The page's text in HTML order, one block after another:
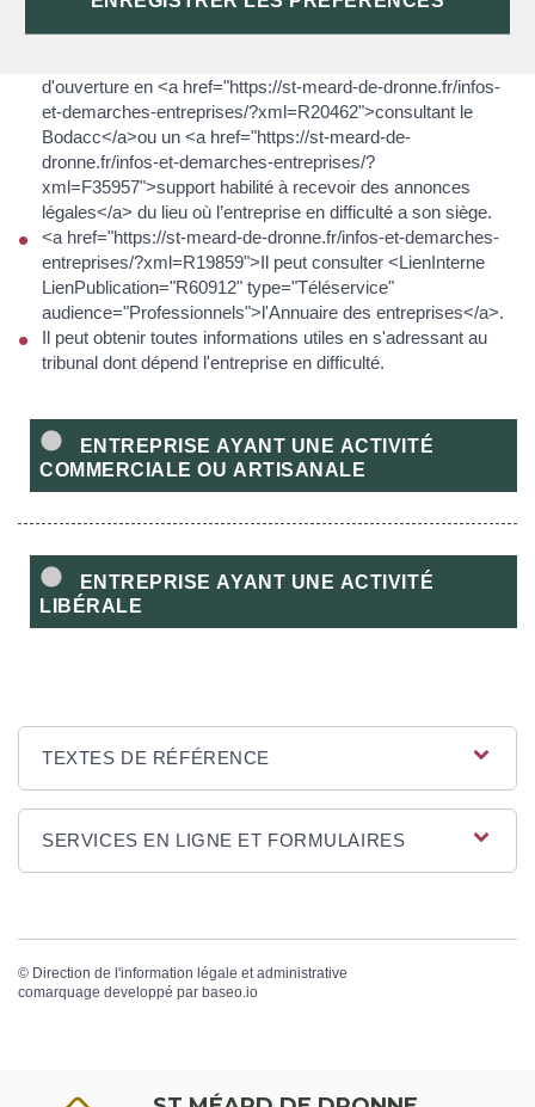
d'ouverture en <a href="https://st-meard-de-dronne.fr/infos-
et-demarches-entreprises/?xml=R20462">consultant le
Bodacc</a>ou un <a href="https://st-meard-de-
dronne.fr/infos-et-demarches-entreprises/?
xml=F35957">support habilité à recevoir des annonces
légales</a> du lieu où l’entreprise en difficulté a son siège.
<a href="https://st-meard-de-dronne.fr/infos-et-demarches-
entreprises/?xml=R19859">Il peut consulter <LienInterne
LienPublication="R60912" type="Téléservice"
audience="Professionnels">l'Annuaire des entreprises</a>.
Il peut obtenir toutes informations utiles en s'adressant au
tribunal dont dépend l'entreprise en difficulté.
ENTREPRISE AYANT UNE ACTIVITÉ
COMMERCIALE OU ARTISANALE
ENTREPRISE AYANT UNE ACTIVITÉ
LIBÉRALE
TEXTES DE RÉFÉRENCE
SERVICES EN LIGNE ET FORMULAIRES
© Direction de l'information légale et administrative
comarquage developpé par baseo.io